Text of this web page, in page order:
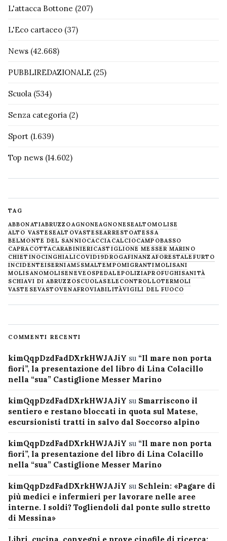
L'attacca Bottone (207)
L'Eco cartaceo (37)
News (42.668)
PUBBLIREDAZIONALE (25)
Scuola (534)
Senza categoria (2)
Sport (1.639)
Top news (14.602)
TAG
ABBONATIABRUZZOAGNONEAGNONESEALTOMOLISE
ALTO VASTESEALTOVASTESEARRESTOATESSA
BELMONTE DEL SANNIOCACCIACALCIOCAMPOBASSO
CAPRACOTTACARABINIERICASTIGLIONE MESSER MARINO
CHIETINOCINGHIALICOVID19DROGAFINANZAFORESTALE FURTO
INCIDENTEISERNIAM5SMALTEMPOMIGRANTIMOLISANI
MOLISANOMOLISENEVE OSPEDALEPOLIZIAPROFUGHISANITÀ
SCHIAVI DI ABRUZZOSCUOLASELECONTROLLOTERMOLI
VASTESEVASTOVENAFROVIABILITÀVIGILI DEL FUOCO
COMMENTI RECENTI
kimQqpDzdFadDXrkHWJAJiY su “Il mare non porta
fiori”, la presentazione del libro di Lina Colacillo
nella “sua” Castiglione Messer Marino
kimQqpDzdFadDXrkHWJAJiY su Smarriscono il
sentiero e restano bloccati in quota sul Matese,
escursionisti tratti in salvo dal Soccorso alpino
kimQqpDzdFadDXrkHWJAJiY su “Il mare non porta
fiori”, la presentazione del libro di Lina Colacillo
nella “sua” Castiglione Messer Marino
kimQqpDzdFadDXrkHWJAJiY su Schlein: «Pagare di
più medici e infermieri per lavorare nelle aree
interne. I soldi? Togliendoli dal ponte sullo stretto
di Messina»